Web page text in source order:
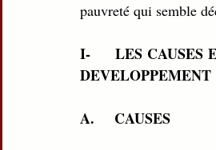
pauvreté qui semble
I-     LES CAUSES
DEVELOPPEMENT
A.     CAUSES